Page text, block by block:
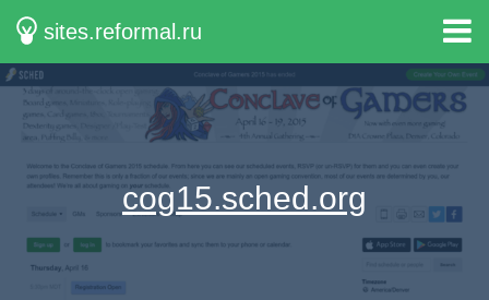
sites.reformal.ru
cog15.sched.org